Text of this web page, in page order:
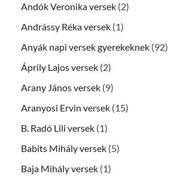
Andók Veronika versek (2)
Andrássy Réka versek (1)
Anyák napi versek gyerekeknek (92)
Áprily Lajos versek (2)
Arany János versek (9)
Aranyosi Ervin versek (15)
B. Radó Lili versek (1)
Babits Mihály versek (5)
Baja Mihály versek (1)